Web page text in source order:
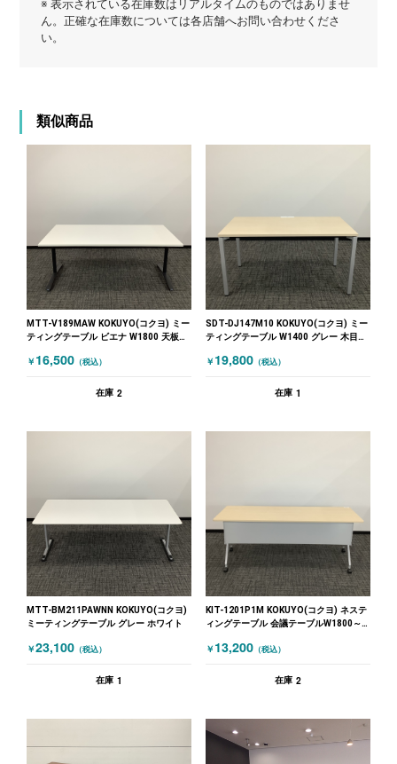
※ 表示されている在庫数はリアルタイムのものではありませ
ん。正確な在庫数については各店舗へお問い合わせくださ
い。
類似商品
MTT-V189MAW KOKUYO(コクヨ) ミー
ティングテーブル ビエナ W1800 天板フ
￥ 16,500 （税込）
在庫 2
SDT-DJ147M10 KOKUYO(コクヨ) ミー
ティングテーブル W1400 グレー 木目
￥ 19,800 （税込）
在庫 1
MTT-BM211PAWNN KOKUYO(コクヨ)
ミーティングテーブル グレー ホワイト
￥23,100 （税込）
在庫 1
KIT-1201P1M KOKUYO(コクヨ) ネステ
ィングテーブル 会議テーブルW1800～
￥ 13,200 （税込）
在庫 2